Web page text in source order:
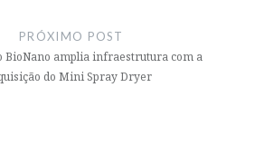
PRÓXIMO POST
BioNano amplia infraestrutura com a
do Mini Spray Dryer